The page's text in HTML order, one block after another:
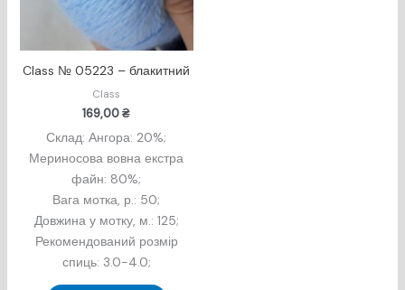
Class № 05223 – блакитний
Class
169,00₴
Склад: Ангора: 20%;
Мериносова вовна екстра
файн: 80%;
Вага мотка, р.: 50;
Довжина у мотку, м.: 125;
Рекомендований розмір
спиць: 3.0-4.0;